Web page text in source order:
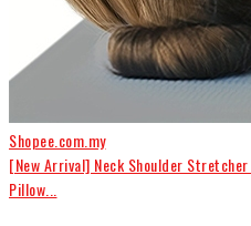
Shopee.com.my
[New Arrival] Neck Shoulder
Pillow...